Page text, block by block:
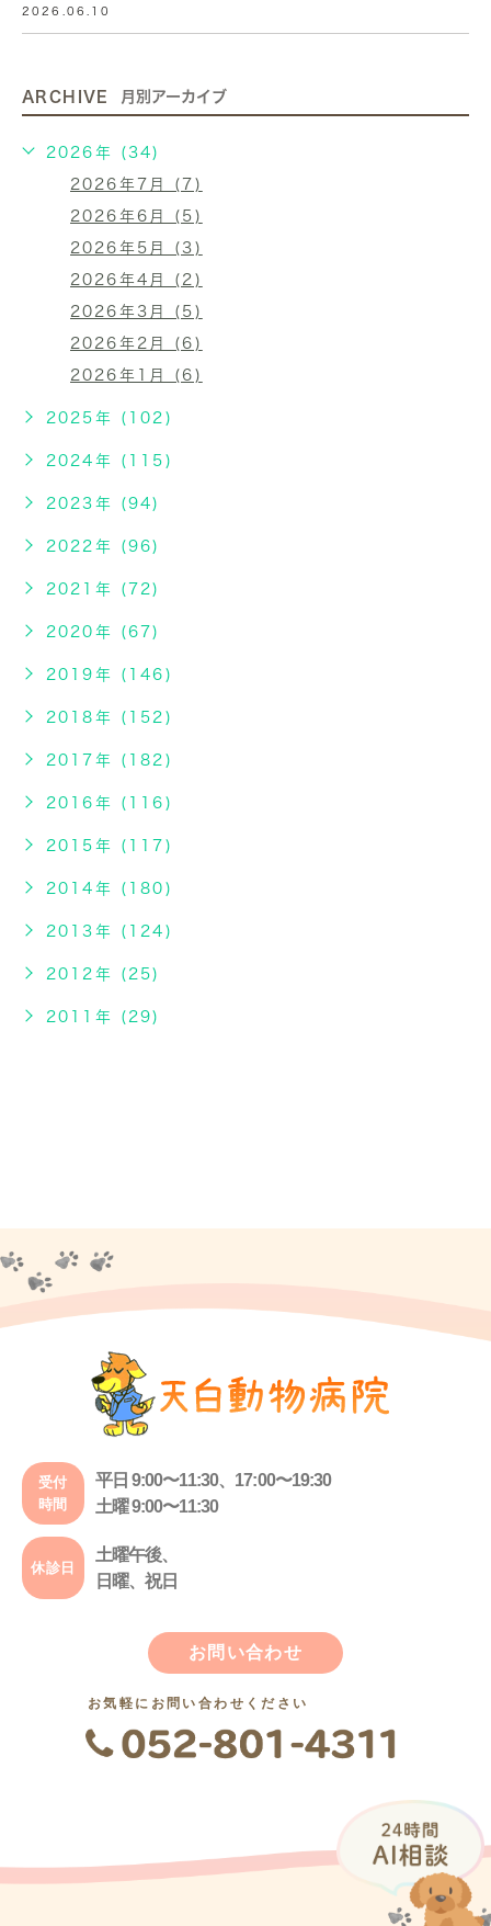
2026.06.10
ARCHIVE 月別アーカイブ
2026年 (34)
2026年7月 (7)
2026年6月 (5)
2026年5月 (3)
2026年4月 (2)
2026年3月 (5)
2026年2月 (6)
2026年1月 (6)
2025年 (102)
2024年 (115)
2023年 (94)
2022年 (96)
2021年 (72)
2020年 (67)
2019年 (146)
2018年 (152)
2017年 (182)
2016年 (116)
2015年 (117)
2014年 (180)
2013年 (124)
2012年 (25)
2011年 (29)
受付
時間
平日 9:00〜11:30、17:00〜19:30
土曜 9:00〜11:30
休診日
土曜午後、
日曜、祝日
お問い合わせ
お気軽にお問い合わせください